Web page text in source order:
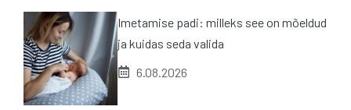
Imetamise padi: milleks see on mõeldud
ja kuidas seda valida
6.08.2026